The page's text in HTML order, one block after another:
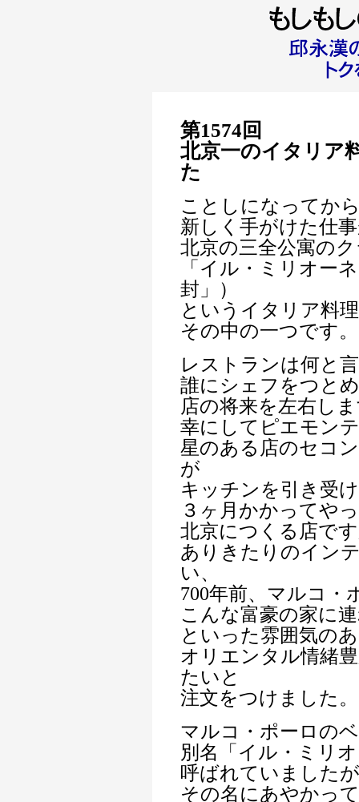
第1574回
北京一のイタリア
た
ことしになってか
新しく手がけた仕
北京の三全公寓の
「イル・ミリオー
封」）
というイタリア料
その中の一つです。
レストランは何と
誰にシェフをつと
店の将来を左右し
幸にしてピエモン
星のある店のセコ
が
キッチンを引き受
３ヶ月かかってや
北京につくる店で
ありきたりのイン
い、
700年前、マルコ・
こんな富豪の家に
といった雰囲気の
オリエンタル情緒
たいと
注文をつけました。
マルコ・ポーロの
別名「イル・ミリ
呼ばれていました
その名にあやかって